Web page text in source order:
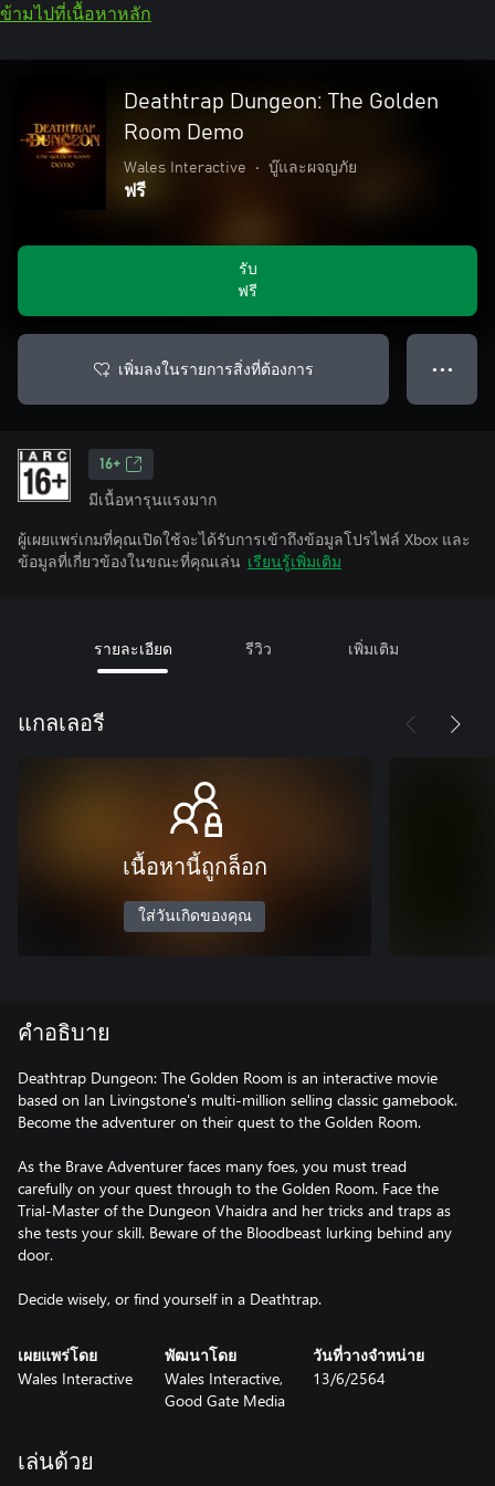
ข้ามไปที่เนื้อหาหลัก
Deathtrap Dungeon: The Golden
Room Demo
Wales Interactive • บู๊และผจญภัย
ฟรี
รับ
ฟรี
เพิ่มลงในรายการสิ่งที่ต้องการ ● ● ●
16+
มีเนื้อหารุนแรงมาก
ผู้เผยแพร่เกมที่คุณเปิดใช้จะได้รับการเข้าถึงข้อมูลโปรไฟล์ Xbox และ
ข้อมูลที่เกี่ยวข้องในขณะที่คุณเล่น เรียนรู้เพิ่มเติม
รายละเอียด รีวิว เพิ่มเติม
แกลเลอรี
เนื้อหานี้ถูกล็อก
ใส่วันเกิดของคุณ
คำอธิบาย
Deathtrap Dungeon: The Golden Room is an interactive movie
based on Ian Livingstone's multi-million selling classic gamebook.
Become the adventurer on their quest to the Golden Room.
As the Brave Adventurer faces many foes, you must tread
carefully on your quest through to the Golden Room. Face the
Trial-Master of the Dungeon Vhaidra and her tricks and traps as
she tests your skill. Beware of the Bloodbeast lurking behind any
door.
เผยแพร่โดย
Wales Interactive
พัฒนาโดย
Wales Interactive,
Good Gate Media
วันที่วางจำหน่าย
13/6/2564
เล่นด้วย